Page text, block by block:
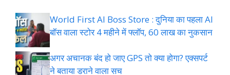
World First AI Boss Store : दुनिया का पहला AI
बॉस वाला स्टोर 4 महीने में फ्लॉप, 60 लाख का नुकसान
अगर अचानक बंद हो जाए GPS तो क्या होगा? एक्सपर्ट
ने बताया डराने वाला सच